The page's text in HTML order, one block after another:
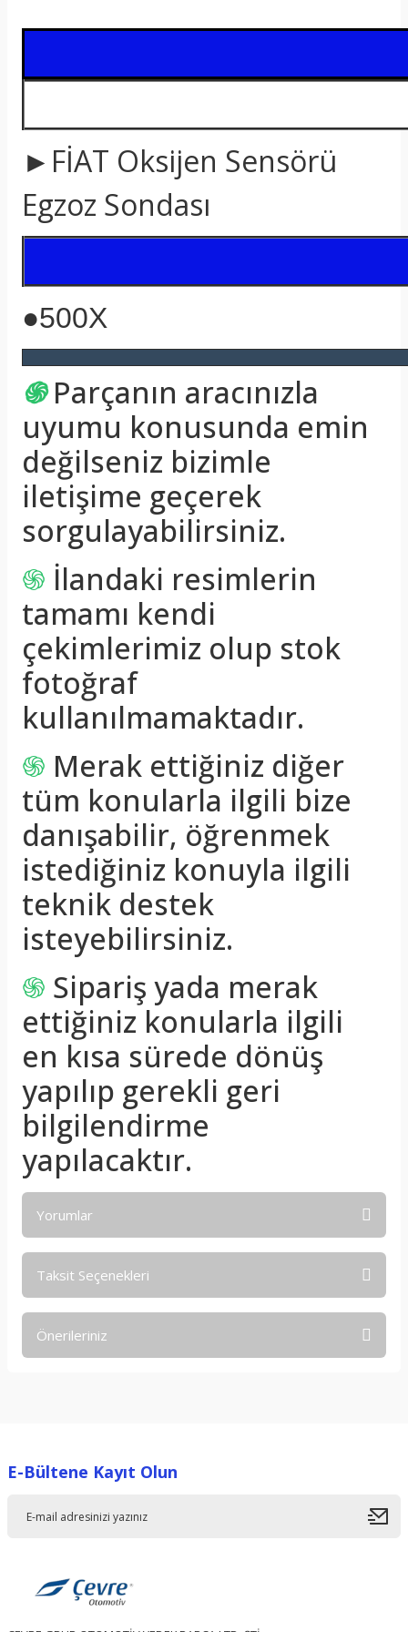
►FİAT Oksijen Sensörü
Egzoz Sondası
●500X
֍ Parçanın aracınızla
uyumu konusunda emin
değilseniz bizimle
iletişime geçerek
sorgulayabilirsiniz.
֍ İlandaki resimlerin
tamamı kendi
çekimlerimiz olup stok
fotoğraf
kullanılmamaktadır.
֍ Merak ettiğiniz diğer
tüm konularla ilgili bize
danışabilir, öğrenmek
istediğiniz konuyla ilgili
teknik destek
isteyebilirsiniz.
֍ Sipariş yada merak
ettiğiniz konularla ilgili
en kısa sürede dönüş
yapılıp gerekli geri
bilgilendirme
yapılacaktır.
Yorumlar
Taksit Seçenekleri
Önerileriniz
Ürün resmi kalitesiz, bozuk veya görüntülenemiyor.
Bu ürüne benzer farklı alternatifler olmalı.
E-Bültene Kayıt Olun